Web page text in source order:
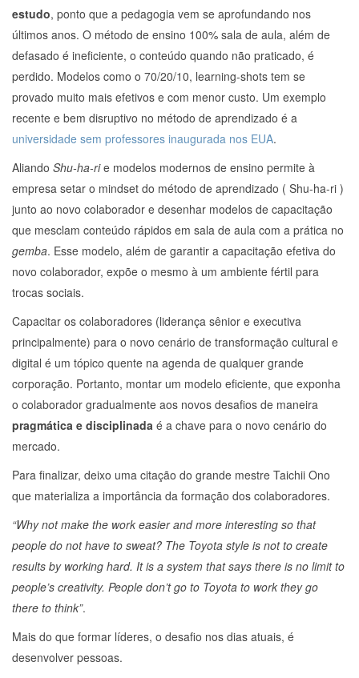
estudo, ponto que a pedagogia vem se aprofundando nos
últimos anos. O método de ensino 100% sala de aula, além de
defasado é ineficiente, o conteúdo quando não praticado, é
perdido. Modelos como o 70/20/10, learning-shots tem se
provado muito mais efetivos e com menor custo. Um exemplo
recente e bem disruptivo no método de aprendizado é a
universidade sem professores inaugurada nos EUA.
Aliando Shu-ha-rie modelos modernos de ensino permite à
empresa setar o mindset do método de aprendizado ( Shu-ha-ri )
junto ao novo colaborador e desenhar modelos de capacitação
que mesclam conteúdo rápidos em sala de aula com a prática no
gemba. Esse modelo, além de garantir a capacitação efetiva do
novo colaborador, expõe o mesmo à um ambiente fértil para
trocas sociais.
Capacitar os colaboradores (liderança sênior e executiva
principalmente) para o novo cenário de transformação cultural e
digital é um tópico quente na agenda de qualquer grande
corporação. Portanto, montar um modelo eficiente, que exponha
o colaborador gradualmente aos novos desafios de maneira
pragmática e disciplinada é a chave para o novo cenário do
mercado.
Para finalizar, deixo uma citação do grande mestre Taichii Ono
que materializa a importância da formação dos colaboradores.
“Why not make the work easier and more interesting so that
people do not have to sweat? The Toyota style is not to create
results by working hard. It is a system that says there is no limit to
people’s creativity. People don’t go to Toyota to work they go
there to think”.
Mais do que formar líderes, o desafio nos dias atuais, é
desenvolver pessoas.